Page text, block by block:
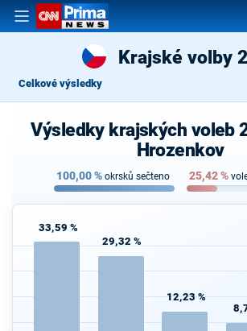
Krajské volby
Celkové výsledky
Výsledky krajských voleb
Hrozenkov
100,00% okrsků sečteno 25,42%
33,59 %
29,32 %
12,23 %